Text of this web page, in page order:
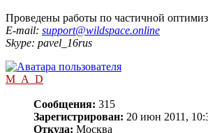
Проведены работы по частичной
E-mail: support@wildspace.online
Skype: pavel_16rus
M_A_D
Сообщения: 315
Зарегистрирован: 20 июн 2011,
Откуда: Москва